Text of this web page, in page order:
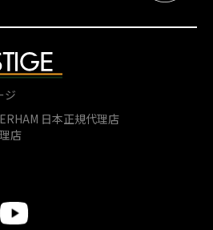
ジ
日本正規代理店
店